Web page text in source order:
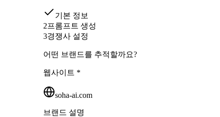
기본 정보
2프롬프트 생성
3경쟁사 설정
어떤 브랜드를 추적할까요?
웹사이트 *
soha-ai.com
브랜드 설명